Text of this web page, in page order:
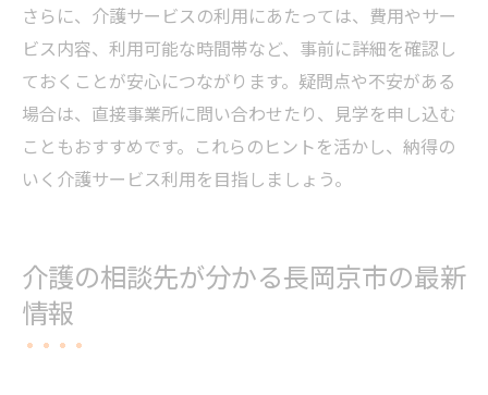
さらに、介護サービスの利用にあたっては、費用やサー
ビス内容、利用可能な時間帯など、事前に詳細を確認し
ておくことが安心につながります。疑問点や不安がある
場合は、直接事業所に問い合わせたり、見学を申し込む
こともおすすめです。これらのヒントを活かし、納得の
いく介護サービス利用を目指しましょう。
介護の相談先が分かる長岡京市の最新
情報